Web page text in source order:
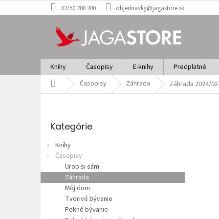
Prejsť
02/50 200 200 objednavky@jagastore.sk
Knihy Časopisy E-knihy
Predplatné
Domov Časopisy Záhrada Záhrada 2024/02
n
e
kategórie
Kategórie
Knihy
Časopisy
Urob si sám
Záhrada
Môj dom
Tvorivé bývanie
Pekné bývanie